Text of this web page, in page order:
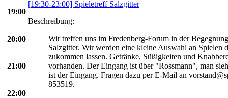
19:00
[19:30-23:00] Spieletreff Salzgitter
Beschreibung:
Wir treffen uns im Fredenberg-Forum in der
Salzgitter. Wir werden eine kleine Auswahl an Spielen
zukommen lassen. Getränke, Süßigkeiten und
vorhanden. Der Eingang ist über "Rossmann", man
ist der Eingang. Fragen dazu per E-Mail an
853519.
20:00
21:00
22:00